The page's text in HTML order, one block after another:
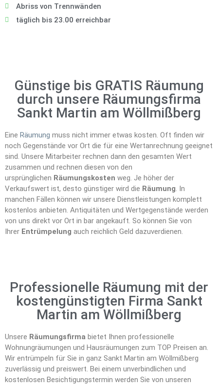
Abriss von Trennwänden
täglich bis 23.00 erreichbar
Günstige bis GRATIS Räumung
durch unsere Räumungsfirma
Sankt Martin am Wöllmißberg
Eine Räumung muss nicht immer etwas kosten. Oft finden wir
noch Gegenstände vor Ort die für eine Wertanrechnung geeignet
sind. Unsere Mitarbeiter rechnen dann den gesamten Wert
zusammen und rechnen diesen von den
ursprünglichen Räumungskosten weg. Je höher der
Verkaufswert ist, desto günstiger wird die Räumung. In
manchen Fällen können wir unsere Dienstleistungen komplett
kostenlos anbieten. Antiquitäten und Wertgegenstände werden
von uns direkt vor Ort in bar angekauft. So können Sie von
Ihrer Entrümpelung auch reichlich Geld dazuverdienen.
Professionelle Räumung mit der
kostengünstigten Firma Sankt
Martin am Wöllmißberg
Unsere Räumungsfirma bietet Ihnen professionelle
Wohnungräumungen und Hausräumungen zum TOP Preisen an.
Wir entrümpeln für Sie in ganz Sankt Martin am Wöllmißberg
zuverlässig und preiswert. Bei einem unverbindlichen und
kostenlosen Besichtigungstermin werden Sie von unseren